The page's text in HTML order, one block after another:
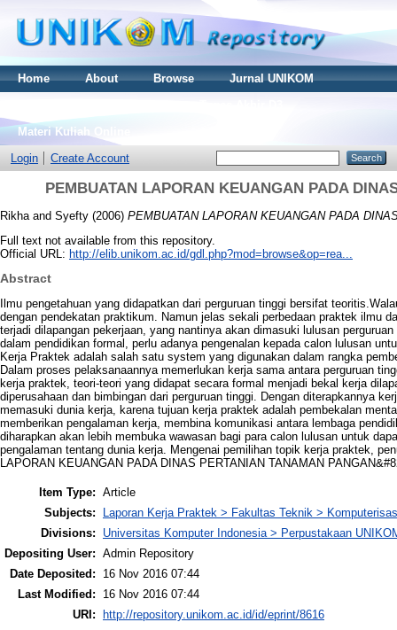
Home About Browse
Jurnal UNIKOM
Materi Kuliah Online
Login
Create Account
PEMBUATAN LAPORAN KEUANGAN PADA
Rikha and Syefty (2006) PEMBUATAN LAPORAN KEUANGAN PADA
Full text not available from this repository.
Official URL: http://elib.unikom.ac.id/gdl.php?mod=browse&op=rea...
Abstract
Ilmu pengetahuan yang didapatkan dari perguruan tinggi bersifat
dengan pendekatan praktikum. Namun jelas sekali perbedaan praktek ilmu
terjadi dilapangan pekerjaan, yang nantinya akan dimasuki lulusan
dalam pendidikan formal, perlu adanya pengenalan kepada calon lulusan
Kerja Praktek adalah salah satu system yang digunakan dalam rangka
Dalam proses pelaksanaannya memerlukan kerja sama antara perguruan
kerja praktek, teori-teori yang didapat secara formal menjadi bekal kerja
diperusahaan dan bimbingan dari perguruan tinggi. Dengan diterapkannya
memasuki dunia kerja, karena tujuan kerja praktek adalah pembekalan
memberikan pengalaman kerja, membina komunikasi antara lembaga
diharapkan akan lebih membuka wawasan bagi para calon lulusan untuk
pengalaman tentang dunia kerja. Mengenai pemilihan topik kerja praktek,
LAPORAN KEUANGAN PADA DINAS PERTANIAN TANAMAN
Item Type: Article
Subjects:
Laporan Kerja Praktek > Fakultas Teknik >
Divisions:
Universitas Komputer Indonesia > Perpustakaan
Depositing User: Admin Repository
Date Deposited:
16 Nov 2016 07:44
Last Modified:
16 Nov 2016 07:44
URI:
http://repository.unikom.ac.id/id/eprint/8616